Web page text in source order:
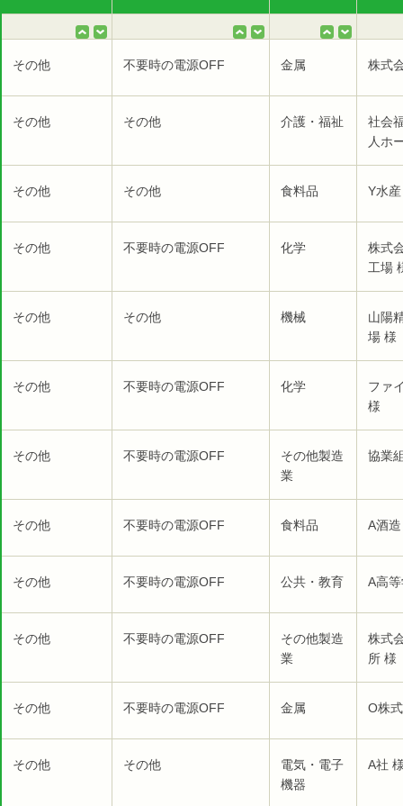
その他 不要時の電源OFF 金属 株式
その他 その他 介護・福祉
社会
人ホ
その他 その他 食料品 Y水
その他 不要時の電源OFF 化学
株式
工場
その他 その他 機械
山陽
場 様
その他 不要時の電源OFF 化学
ファ
様
その他 不要時の電源OFF
その他製造
業
協業
その他 不要時の電源OFF 食料品 A酒
その他 不要時の電源OFF 公共・教育 A高
その他 不要時の電源OFF
その他製造
業
株式
所 様
その他 不要時の電源OFF 金属 O株
その他 その他
電気・電子
機器
A社